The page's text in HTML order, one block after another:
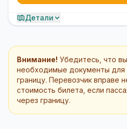
Детали
Внимание! Убедитесь, что
необходимые документы для
границу. Перевозчик вправе
стоимость билета, если
через границу.